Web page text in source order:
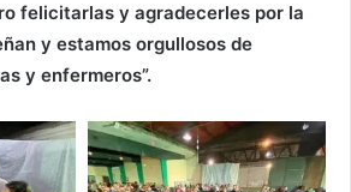
felicitarlas y agradecerles por la
y estamos orgullosos de
y enfermeros”.